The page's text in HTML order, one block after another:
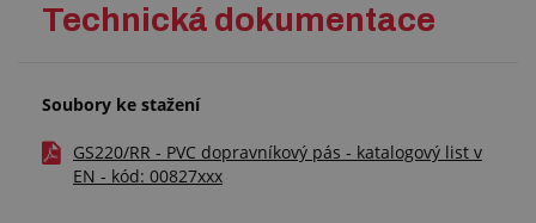
Technická dokumentace
Soubory ke stažení
GS220/RR - PVC dopravníkový pás - katalogový list v
EN - kód: 00827xxx